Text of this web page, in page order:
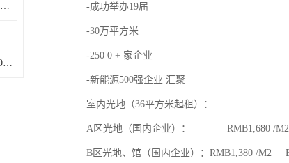
储能水冷机组 SNEC2023储能展
pcs储能变流器 上海SNEC2023光伏展
-成功举办19届
-30万平方米
-250 0 + 家企业
-新能源500强企业 汇聚
室内光地（36平方米起租）：
A区光地（国内企业）： RMB1,680 /
B区光地、馆（国内企业）：RMB1,380 /